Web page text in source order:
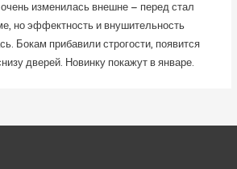
изменилась внешне – перед стал
но эффектность и внушительность
Бокам прибавили строгости, появится
дверей. Новинку покажут в январе.